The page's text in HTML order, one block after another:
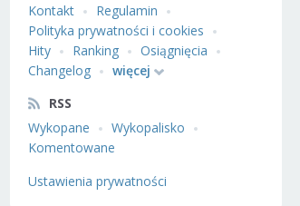
Kontakt
Regulamin
Polityka prywatności i cookies
Hity
Ranking
Osiągnięcia
Changelog
więcej
RSS
Wykopane
Wykopalisko
Komentowane
Ustawienia prywatności